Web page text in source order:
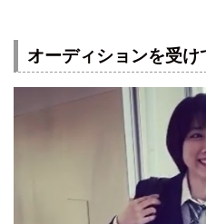
オーディションを受け